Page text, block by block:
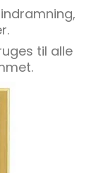
til alle